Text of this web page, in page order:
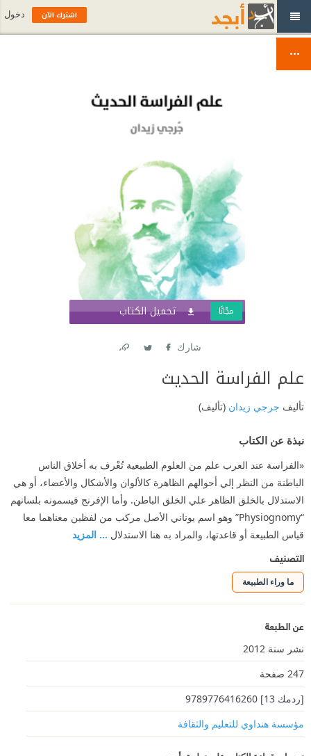
تحميل الكتاب مجّانًا
شارك
علم الفراسة الحديث
تأليف جرجي زيدان (تأليف)
نبذة عن الكتاب
«الفراسة عند العرب علم من العلوم الطبيعية تُعْرف به أخلاق الناس
الباطنة من النظر إلي أحوالهم الظاهرة كالألوان والأشكال والأعضاء، أو هي
الاستدلال بالخلق الظاهر علي الخلق الباطن. وأما الإفرنج فيسمونه بلسانهم
“Physiognomy” وهو اسم يوناني الأصل مركب من لفظين معناهما معا
قياس الطبيعة أو قاعدتها، والمراد به هنا الاستدلال ... المزيد
التصنيف
ما وراء الطبيعة
عن الطبعة
نشر سنة 2012
247 صفحة
[ردمك 13] 9789776416260
مؤسسة هنداوي للتعليم والثقافة
اشترك الآن دخول